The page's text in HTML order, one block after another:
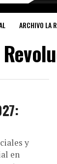
ARCHIVO LA
y
en